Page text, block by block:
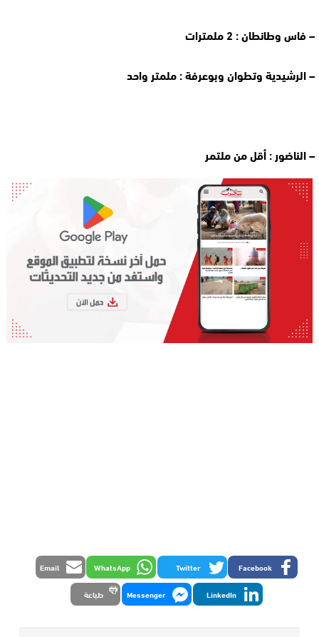
– فاس وطانطان : 2 ملمترات
– الرشيدية وتطوان وبوعرفة : ملمتر واحد
– الناضور : أقل من ملتمر
Facebook
Twitter
WhatsApp
Email
LinkedIn
Messenger طباعة